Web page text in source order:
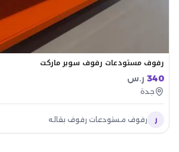
رفوف مستودعات رفوف سوبر ماركت
340 ر.س
جدة
ر رفوف مستودعات رفوف بقاله